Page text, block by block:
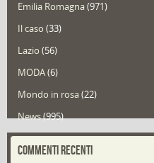
Emilia Romagna(971)
Il caso (33)
Lazio (56)
MODA(6)
Mondo in rosa(22)
News(995)
Portfolio(1)
COMMENTI RECENTI